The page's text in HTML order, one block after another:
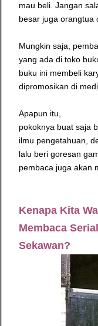
mau beli. Jangan
besar juga orangtua
Mungkin saja,
yang ada di toko
buku ini membeli
dipromosikan di
Apapun itu,
pokoknya buat saja
ilmu pengetahuan,
lalu beri goresan
pembaca juga akan
Kenapa Kita
Membaca
Sekawan?